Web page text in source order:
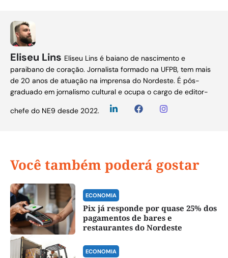
Eliseu Lins Eliseu Lins é baiano de nascimento e
paraibano de coração. Jornalista formado na UFPB, tem mais
de 20 anos de atuação na imprensa do Nordeste. É pós-
graduado em jornalismo cultural e ocupa o cargo de editor-
chefe do NE9 desde 2022.
Você também poderá gostar
ECONOMIA
Pix já responde por quase 25% dos
pagamentos de bares e
restaurantes do Nordeste
ECONOMIA